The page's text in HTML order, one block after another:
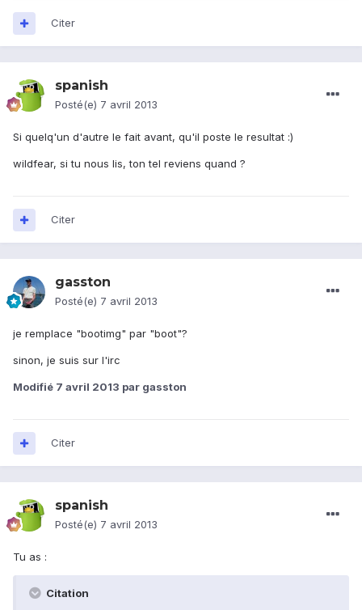
Citer
spanish
Posté(e) 7 avril 2013
Si quelq'un d'autre le fait avant, qu'il poste le resultat :)
wildfear, si tu nous lis, ton tel reviens quand ?
Citer
gasston
Posté(e) 7 avril 2013
je remplace "bootimg" par "boot"?
sinon, je suis sur l'irc
Modifié 7 avril 2013 par gasston
Citer
spanish
Posté(e) 7 avril 2013
Tu as :
Citation